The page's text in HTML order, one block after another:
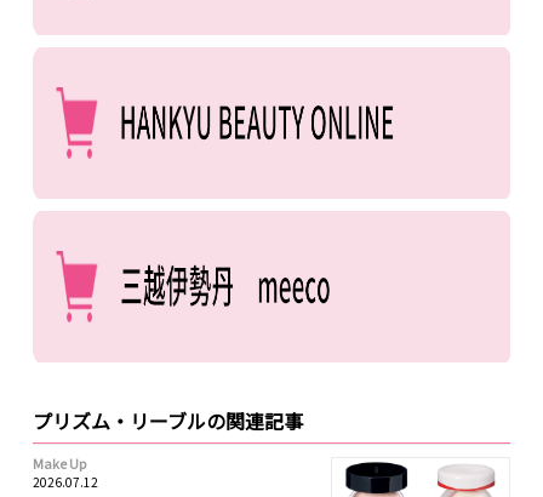
プリズム・リーブルの関連記事
Make Up
2026.07.12